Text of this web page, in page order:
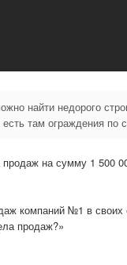
найти недорого
там ограждения по
продаж на сумму 1 500
компаний №1 в своих
продаж?»